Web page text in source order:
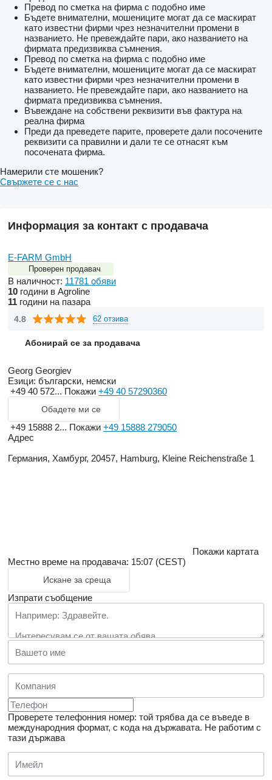
Превод по сметка на фирма с подобно име
Бъдете внимателни, мошениците могат да се маскират
като известни фирми чрез незначителни промени в
названието. Не превеждайте пари, ако названието на
фирмата предизвиква съмнения.
Превод по сметка на фирма с подобно име
Бъдете внимателни, мошениците могат да се маскират
като известни фирми чрез незначителни промени в
названието. Не превеждайте пари, ако названието на
фирмата предизвиква съмнения.
Въвеждане на собствени реквизити във фактура на
реална фирма
Преди да преведете парите, проверете дали посочените
реквизити са правилни и дали те се отнасят към
посочената фирма.
Намерили сте мошеник?
Свържете се с нас
Информация за контакт с продавача
E-FARM GmbH
Проверен продавач
В наличност: 11781 обяви
10 години в Agroline
11 години на пазара
4.8 62 отзива
Абонирай се за продавача
Georg Georgiev
Езици: български, немски
+49 40 572... Покажи +49 40 57290360
Обадете ми се
+49 15888 2... Покажи +49 15888 279050
Адрес
Германия, Хамбург, 20457, Hamburg, Kleine Reichenstraße 1
Покажи картата
Местно време на продавача: 15:07 (CEST)
Искане за среща
Изпрати съобщение
Проверете телефонния номер: той трябва да се въведе в
международния формат, с кода на държавата. Не работим с
тази държава